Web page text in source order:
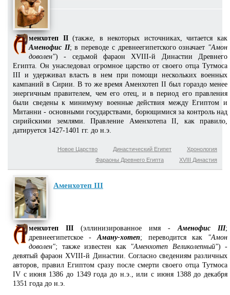
менхотеп II(также, в некоторых источниках, читается как
Аменофис II; в переводе с древнеегипетского означает "Амон
доволен") - седьмой фараон XVIII-й Династии Древнего
Египта. Он унаследовал огромное царство от своего отца Тутмоса
III и удерживал власть в нем при помощи нескольких военных
кампаний в Сирии. В то же время Аменхотеп II был гораздо менее
энергичным правителем, чем его отец, и в период его правления
были сведены к минимуму военные действия между Египтом и
Митанни - основными государствами, борющимися за контроль над
сирийскими землями. Правление Аменхотепа II, как правило,
датируется 1427-1401 гг. до н.э.
Хронология
Династический Египет
Новое Царство
XVIII Династия
Фараоны Древнего Египта
Аменхотеп III
менхотеп III (эллинизированное имя - Аменофис III;
древнеегипетское - Аману-хотеп; переводится как "Амон
доволен"; также известен как "Аменхотеп Великолепный") -
девятый фараон XVIII-й Династии. Согласно сведениям различных
авторов, правил Египтом сразу после смерти своего отца Тутмоса
IV с июня 1386 до 1349 года до н.э., или с июня 1388 до декабря
1351 года до н.э.